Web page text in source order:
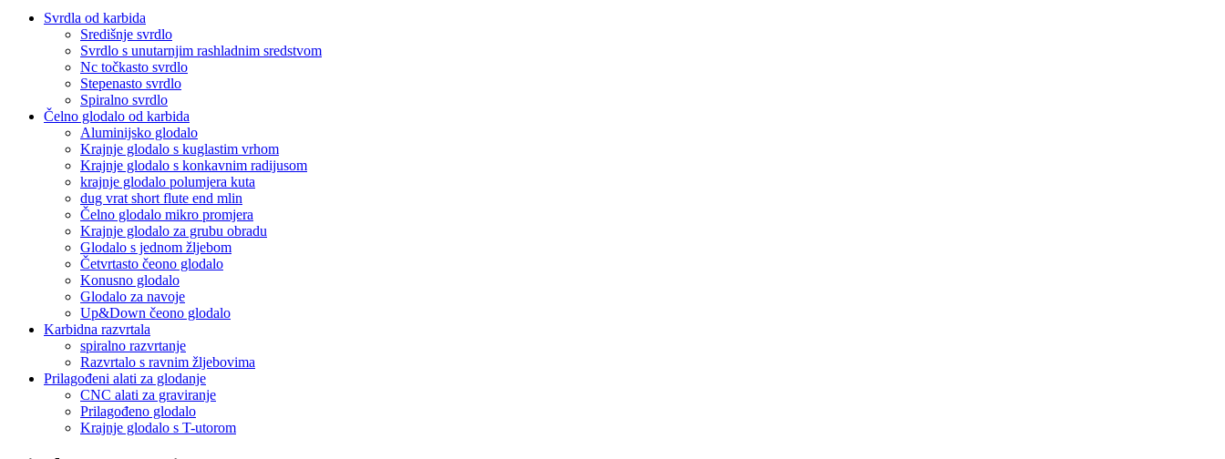
Svrdla od karbida
Središnje svrdlo
Svrdlo s unutarnjim rashladnim sredstvom
Nc točkasto svrdlo
Stepenasto svrdlo
Spiralno svrdlo
Čelno glodalo od karbida
Aluminijsko glodalo
Krajnje glodalo s kuglastim vrhom
Krajnje glodalo s konkavnim radijusom
krajnje glodalo polumjera kuta
dug vrat short flute end mlin
Čelno glodalo mikro promjera
Krajnje glodalo za grubu obradu
Glodalo s jednom žljebom
Četvrtasto čeono glodalo
Konusno glodalo
Glodalo za navoje
Up&Down čeono glodalo
Karbidna razvrtala
spiralno razvrtanje
Razvrtalo s ravnim žljebovima
Prilagođeni alati za glodanje
CNC alati za graviranje
Prilagođeno glodalo
Krajnje glodalo s T-utorom